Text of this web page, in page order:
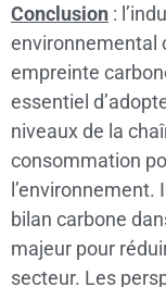
Conclusion :
environnemental
empreinte
essentiel
niveaux de la
consommation
l’environnement.
bilan carbone
majeur pour
secteur. Les